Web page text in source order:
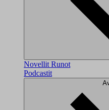
Novellit Runot
Podcastit